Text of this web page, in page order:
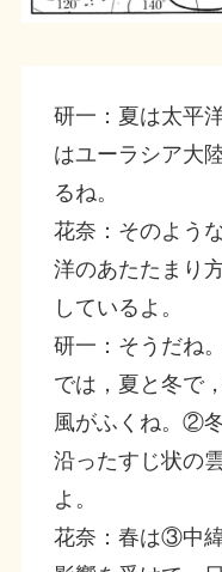
研一：夏は太平
はユーラシア大
るね。
花奈：そのよう
洋のあたたまり
しているよ。
研一：そうだね
では，夏と冬で
風がふくね。②
沿ったすじ状の
よ。
花奈：春は③中